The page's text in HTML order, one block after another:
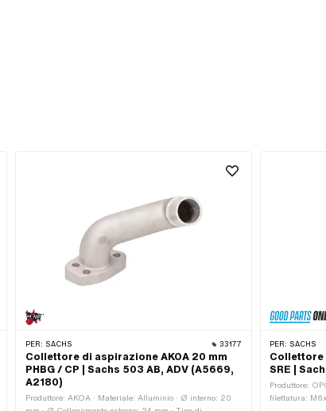
PER: SACHS 33177
Collettore di aspirazione AKOA 20 mm
PHBG / CP | Sachs 503 AB, ADV (A5669,
A2180)
Produttore: AKOA · Materiale: Alluminio · Ø interno: 20
PER: SACHS
Collettore
SRE |
Produttore:
filettatura: